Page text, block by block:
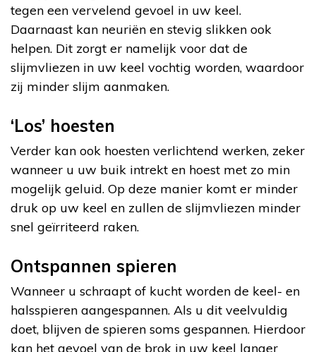
tegen een vervelend gevoel in uw keel.
Daarnaast kan neuriën en stevig slikken ook
helpen. Dit zorgt er namelijk voor dat de
slijmvliezen in uw keel vochtig worden, waardoor
zij minder slijm aanmaken.
‘Los’ hoesten
Verder kan ook hoesten verlichtend werken, zeker
wanneer u uw buik intrekt en hoest met zo min
mogelijk geluid. Op deze manier komt er minder
druk op uw keel en zullen de slijmvliezen minder
snel geïrriteerd raken.
Ontspannen spieren
Wanneer u schraapt of kucht worden de keel- en
halsspieren aangespannen. Als u dit veelvuldig
doet, blijven de spieren soms gespannen. Hierdoor
kan het gevoel van de brok in uw keel langer